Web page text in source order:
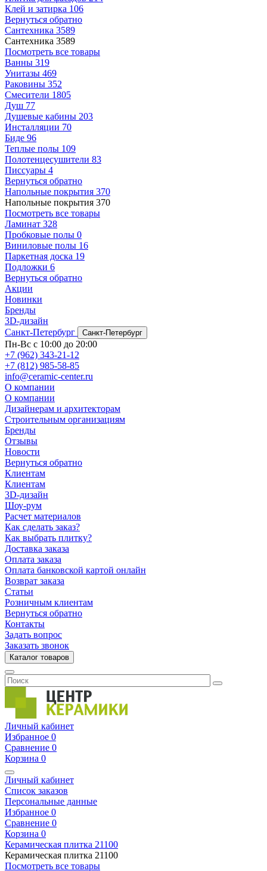
Клей и затирка 106
Вернуться обратно
Сантехника 3589
Сантехника 3589
Посмотреть все товары
Ванны 319
Унитазы 469
Раковины 352
Смесители 1805
Душ 77
Душевые кабины 203
Инсталляции 70
Биде 96
Теплые полы 109
Полотенцесушители 83
Писсуары 4
Вернуться обратно
Напольные покрытия 370
Напольные покрытия 370
Посмотреть все товары
Ламинат 328
Пробковые полы 0
Виниловые полы 16
Паркетная доска 19
Подложки 6
Вернуться обратно
Акции
Новинки
Бренды
3D-дизайн
Санкт-Петербург
Санкт-Петербург
Пн-Вс с 10:00 до 20:00
+7 (962) 343-21-12
+7 (812) 985-58-85
info@ceramic-center.ru
О компании
О компании
Дизайнерам и архитекторам
Строительным организациям
Бренды
Отзывы
Новости
Вернуться обратно
Клиентам
Клиентам
3D-дизайн
Шоу-рум
Расчет материалов
Как сделать заказ?
Как выбрать плитку?
Доставка заказа
Оплата заказа
Оплата банковской картой онлайн
Возврат заказа
Статьи
Розничным клиентам
Вернуться обратно
Контакты
Задать вопрос
Заказать звонок
Каталог товаров
Личный кабинет
Избранное 0
Сравнение 0
Корзина 0
Личный кабинет
Список заказов
Персональные данные
Избранное 0
Сравнение 0
Корзина 0
Керамическая плитка 21100
Керамическая плитка 21100
Посмотреть все товары